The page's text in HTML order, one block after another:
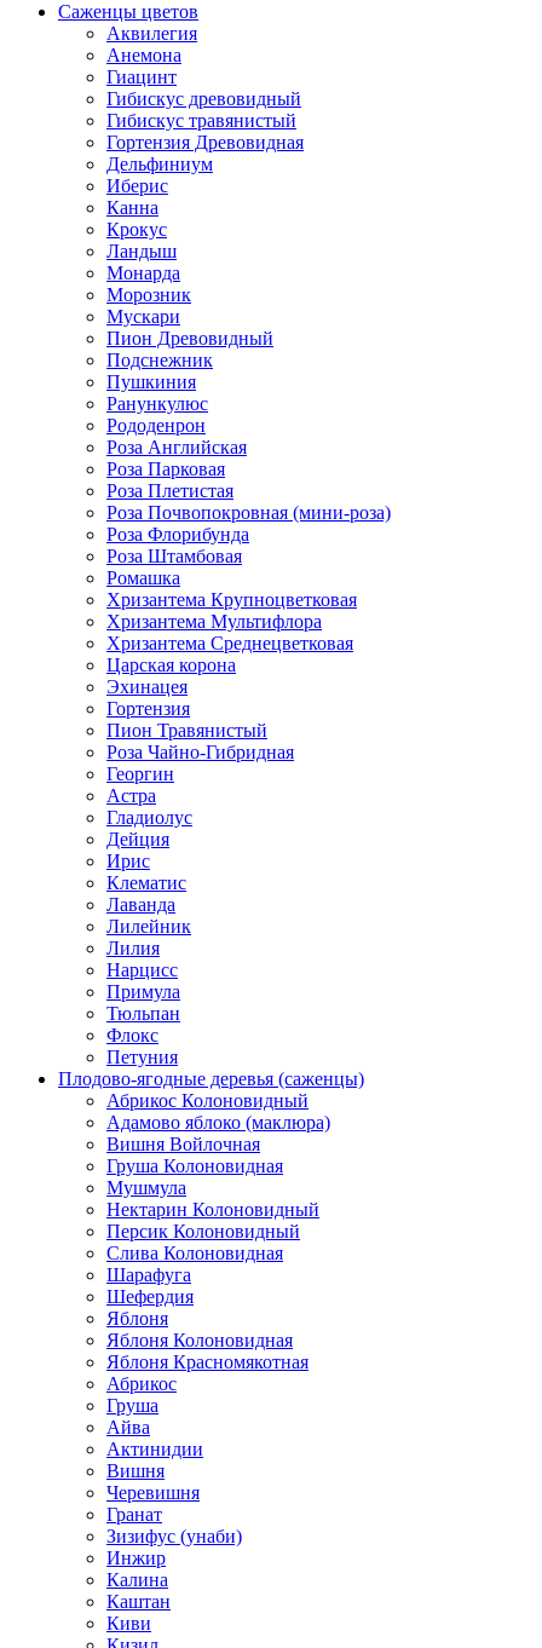
Саженцы цветов
Аквилегия
Анемона
Гиацинт
Гибискус древовидный
Гибискус травянистый
Гортензия Древовидная
Дельфиниум
Иберис
Канна
Крокус
Ландыш
Монарда
Морозник
Мускари
Пион Древовидный
Подснежник
Пушкиния
Ранункулюс
Рододенрон
Роза Английская
Роза Парковая
Роза Плетистая
Роза Почвопокровная (мини-роза)
Роза Флорибунда
Роза Штамбовая
Ромашка
Хризантема Крупноцветковая
Хризантема Мультифлора
Хризантема Среднецветковая
Царская корона
Эхинацея
Гортензия
Пион Травянистый
Роза Чайно-Гибридная
Георгин
Астра
Гладиолус
Дейция
Ирис
Клематис
Лаванда
Лилейник
Лилия
Нарцисс
Примула
Тюльпан
Флокс
Петуния
Плодово-ягодные деревья (саженцы)
Абрикос Колоновидный
Адамово яблоко (маклюра)
Вишня Войлочная
Груша Колоновидная
Мушмула
Нектарин Колоновидный
Персик Колоновидный
Слива Колоновидная
Шарафуга
Шефердия
Яблоня
Яблоня Колоновидная
Яблоня Красномякотная
Абрикос
Груша
Айва
Актинидии
Вишня
Черевишня
Гранат
Зизифус (унаби)
Инжир
Калина
Каштан
Киви